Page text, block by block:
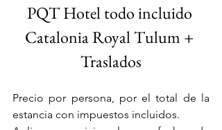
PQT Hotel todo incluido
Catalonia Royal Tulum +
Traslados
Precio por persona, por el total de la
estancia con impuestos incluidos.